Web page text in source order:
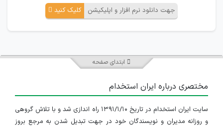
جهت دانلود نرم افزار و اپلیکیشن کلیک کنید
ابتدای صفحه
مختصری درباره ایران استخدام
سایت ایران استخدام در تاریخ ۱۳۹۱/۱/۱۰ راه اندازی شد و با تلاش گروهی
و روزانه مدیران و نویسندگان خود در جهت تبدیل شدن به مرجع بروز